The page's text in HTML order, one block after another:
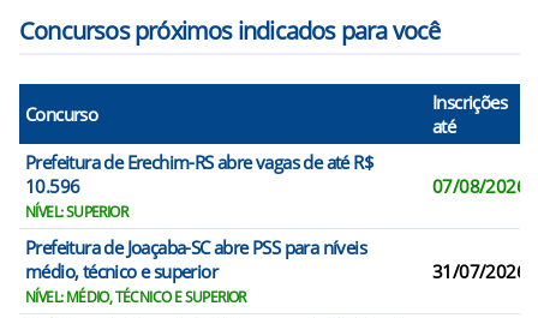
Concursos próximos indicados para você
Concurso
Inscrições
até
Prefeitura de Erechim-RS abre vagas de até R$
10.596
NÍVEL: SUPERIOR
07/08/2026
Prefeitura de Joaçaba-SC abre PSS para níveis
médio, técnico e superior
NÍVEL: MÉDIO, TÉCNICO E SUPERIOR
31/07/2026